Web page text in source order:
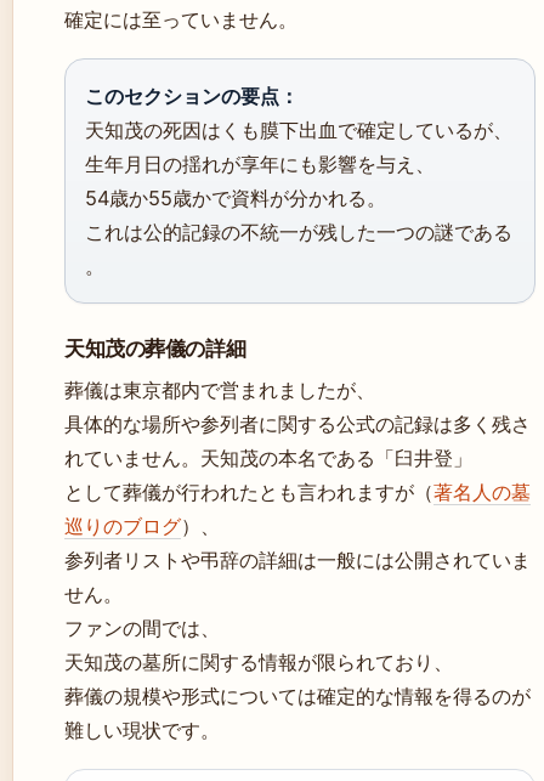
確定には至っていません。
このセクションの要点：
天知茂の死因はくも膜下出血で確定しているが、
生年月日の揺れが享年にも影響を与え、
54歳か55歳かで資料が分かれる。
これは公的記録の不統一が残した一つの謎である
。
天知茂の葬儀の詳細
葬儀は東京都内で営まれましたが、
具体的な場所や参列者に関する公式の記録は多く残さ
れていません。天知茂の本名である「臼井登」
として葬儀が行われたとも言われますが（著名人の墓
巡りのブログ）、
参列者リストや弔辞の詳細は一般には公開されていま
せん。
ファンの間では、
天知茂の墓所に関する情報が限られており、
葬儀の規模や形式については確定的な情報を得るのが
難しい現状です。